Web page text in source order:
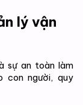
lý vận
sự an toàn làm
con người, quy